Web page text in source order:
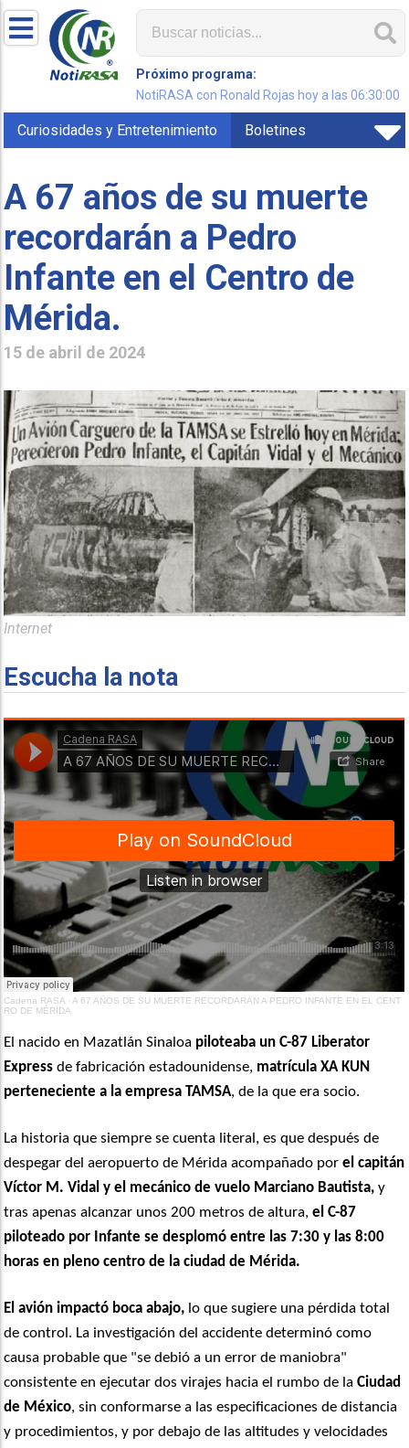
Próximo programa:
NotiRASA con Ronald Rojas hoy a las 06:30:00
Curiosidades y Entretenimiento Boletines
A 67 años de su muerte
recordarán a Pedro
Infante en el Centro de
Mérida.
15 de abril de 2024
Internet
Escucha la nota
Cadena RASA · A 67 AÑOS DE SU MUERTE RECORDARÁN A PEDRO INFANTE EN EL CENT
RO DE MÉRIDA
El nacido en Mazatlán Sinaloa piloteaba un C-87 Liberator
Express de fabricación estadounidense, matrícula XA KUN
perteneciente a la empresa TAMSA, de la que era socio.
La historia que siempre se cuenta literal, es que después de
despegar del aeropuerto de Mérida acompañado por el capitán
Víctor M. Vidal y el mecánico de vuelo Marciano Bautista, y
tras apenas alcanzar unos 200 metros de altura,el C-87
piloteado por Infante se desplomó entre las 7:30 y las 8:00
horas en pleno centro de la ciudad de Mérida.
El avión impactó boca abajo, lo que sugiere una pérdida total
de control. La investigación del accidente determinó como
causa probable que "se debió a un error de maniobra"
consistente en ejecutar dos virajes hacia el rumbo de laCiudad
de México, sin conformarse a las especificaciones de distancia
y procedimientos, y por debajo de las altitudes y velocidades